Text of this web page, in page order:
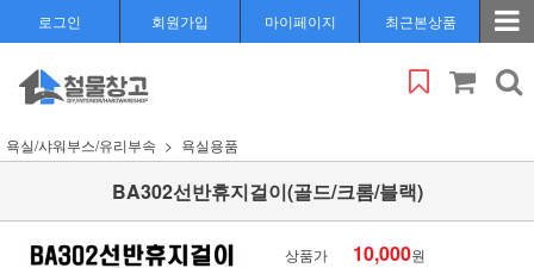
로그인 회원가입 마이페이지 최근본상품
욕실/샤워부스/유리부속 욕실용품
BA302선반휴지걸이(골드/크롬/블랙)
상품가 10,000원